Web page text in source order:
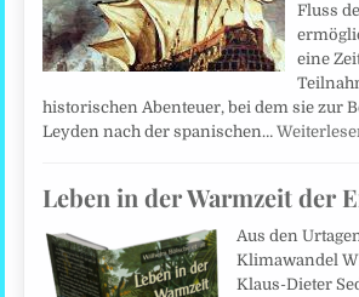
Fluss
eine
historischen Abenteuer, bei dem sie zur
Leyden nach der spanischen…
Leben in der Warmzeit der
Aus den
Klimawandel
Klaus-Dieter